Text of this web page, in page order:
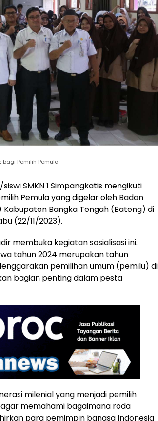
bagi Pemilih Pemula
SMKN 1 Simpangkatis mengikuti
Pemula yang digelar oleh Badan
Bangka Tengah (Bateng) di
(22/11/2023).
membuka kegiatan sosialisasi ini.
tahun 2024 merupakan tahun
pemilihan umum (pemilu) di
bagian penting dalam pesta
milenial yang menjadi pemilih
memahami bagaimana roda
para pemimpin bangsa Indonesia